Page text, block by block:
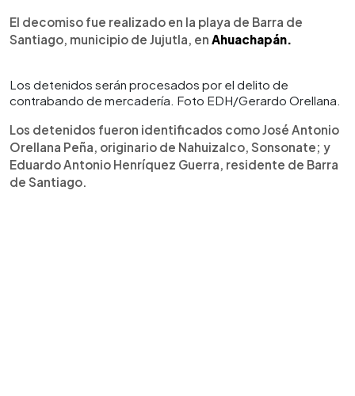
El decomiso fue realizado en la playa de Barra de
Santiago, municipio de Jujutla, en Ahuachapán.
Los detenidos serán procesados por el delito de
contrabando de mercadería. Foto EDH/Gerardo Orellana.
Los detenidos fueron identificados como José Antonio
Orellana Peña, originario de Nahuizalco, Sonsonate; y
Eduardo Antonio Henríquez Guerra, residente de Barra
de Santiago.